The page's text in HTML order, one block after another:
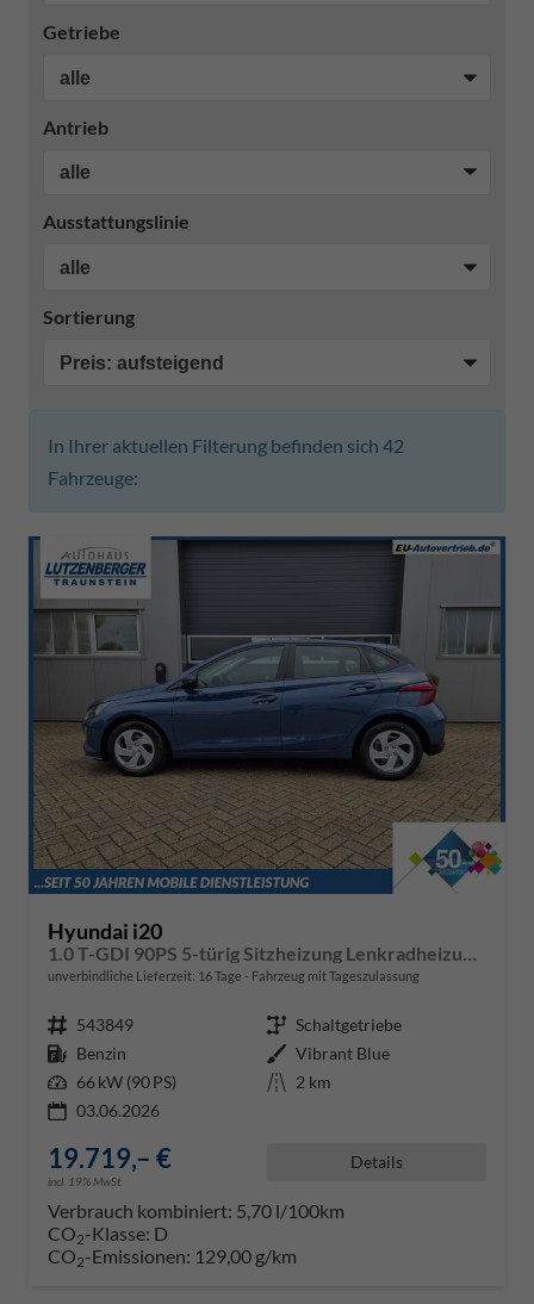
Getriebe
Antrieb
Ausstattungslinie
Sortierung
In Ihrer aktuellen Filterung befinden sich 42
Fahrzeuge:
Hyundai i20
unverbindliche Lieferzeit: 16 Tage Fahrzeug mit Tageszulassung
Fahrzeugnr. 543849 Getriebe Schaltgetriebe
Kraftstoff Benzin Außenfarbe Vibrant Blue
Leistung 66 kW (90 PS) Kilometerstand 2 km
03.06.2026
19.719,– €
incl. 19% MwSt.
Details
Verbrauch kombiniert: 5,70 l/100km
CO2-Klasse: D
CO2-Emissionen: 129,00 g/km